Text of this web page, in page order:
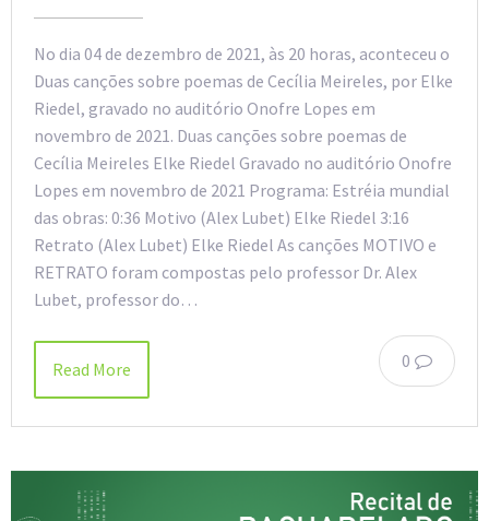
No dia 04 de dezembro de 2021, às 20 horas, aconteceu o
Duas canções sobre poemas de Cecília Meireles, por Elke
Riedel, gravado no auditório Onofre Lopes em
novembro de 2021. Duas canções sobre poemas de
Cecília Meireles Elke Riedel Gravado no auditório Onofre
Lopes em novembro de 2021 Programa: Estréia mundial
das obras: 0:36 Motivo (Alex Lubet) Elke Riedel 3:16
Retrato (Alex Lubet) Elke Riedel As canções MOTIVO e
RETRATO foram compostas pelo professor Dr. Alex
Lubet, professor do…
0
Read More